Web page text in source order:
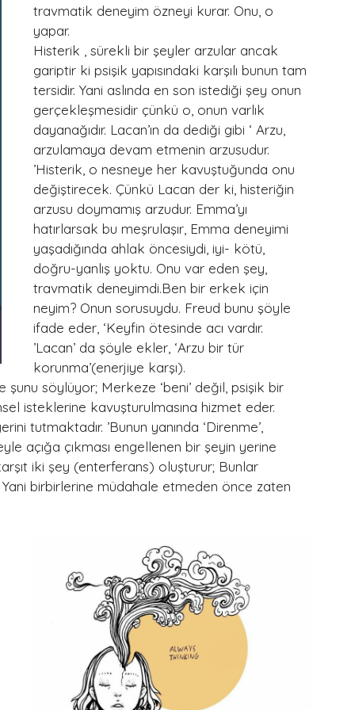
travmatik deneyim özneyi kurar. Onu, o
yapar.
Histerik , sürekli bir şeyler arzular ancak
gariptir ki psişik yapısındaki karşılı bunun tam
tersidir. Yani aslında en son istediği şey onun
gerçekleşmesidir çünkü o, onun varlık
dayanağıdır. Lacan’ın da dediği gibi ‘ Arzu,
arzulamaya devam etmenin arzusudur.
’Histerik, o nesneye her kavuştuğunda onu
değiştirecek. Çünkü Lacan der ki, histeriğin
arzusu doymamış arzudur. Emma’yı
hatırlarsak bu meşrulaşır, Emma deneyimi
yaşadığında ahlak öncesiydi, iyi- kötü,
doğru-yanlış yoktu. Onu var eden şey,
travmatik deneyimdi.Ben bir erkek için
neyim? Onun sorusuydu. Freud bunu şöyle
ifade eder, ‘Keyfin ötesinde acı vardır.
’Lacan’ da şöyle ekler, ‘Arzu bir tür
korunma’(enerjiye karşı).
şunu söylüyor; Merkeze ‘beni’ değil, psişik bir
isteklerine kavuşturulmasına hizmet eder.
tutmaktadır. ’Bunun yanında ‘Direnme’,
açığa çıkması engellenen bir şeyin yerine
iki şey (enterferans) oluşturur; Bunlar
birbirlerine müdahale etmeden önce zaten